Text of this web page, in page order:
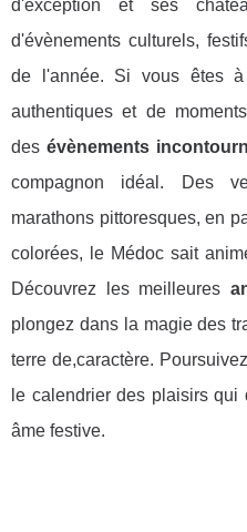
d'exception et ses
d'évènements culturels,
de l'année. Si vous êtes à
authentiques et de
des évènements
compagnon idéal. Des
marathons pittoresques, en
colorées, le Médoc sait
Découvrez les meilleures
plongez dans la magie des
terre de,caractère.
le calendrier des plaisirs
âme festive.